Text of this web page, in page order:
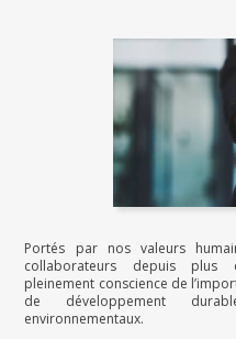
Portés par nos valeurs
collaborateurs depuis
pleinement conscience de
de développement
environnementaux.